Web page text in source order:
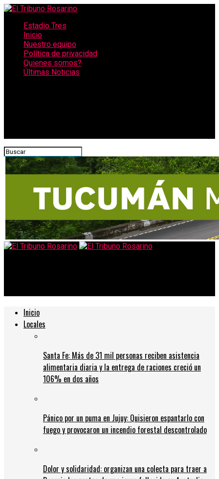
Estadio Tres
Inicio
Nuestro equipo
Política de privacidad
Quienes somos?
Últimas Noticias
Inicio
Locales
Santa Fe: Más de 31 mil personas reciben asistencia
alimentaria diaria y la entrega de raciones creció un
106% en dos años
Pánico por un puma en Jujuy: Quisieron espantarlo con
fuego y provocaron un incendio forestal descontrolado
Dolor y solidaridad: organizan una colecta para traer a